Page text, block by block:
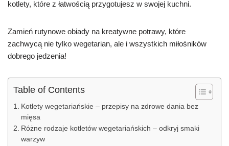
kotlety, które z łatwością przygotujesz w swojej kuchni.
Zamień rutynowe obiady na kreatywne potrawy, które
zachwycą nie tylko wegetarian, ale i wszystkich miłośników
dobrego jedzenia!
Table of Contents
Kotlety wegetariańskie – przepisy na zdrowe dania bez
mięsa
Różne rodzaje kotletów wegetariańskich – odkryj smaki
warzyw